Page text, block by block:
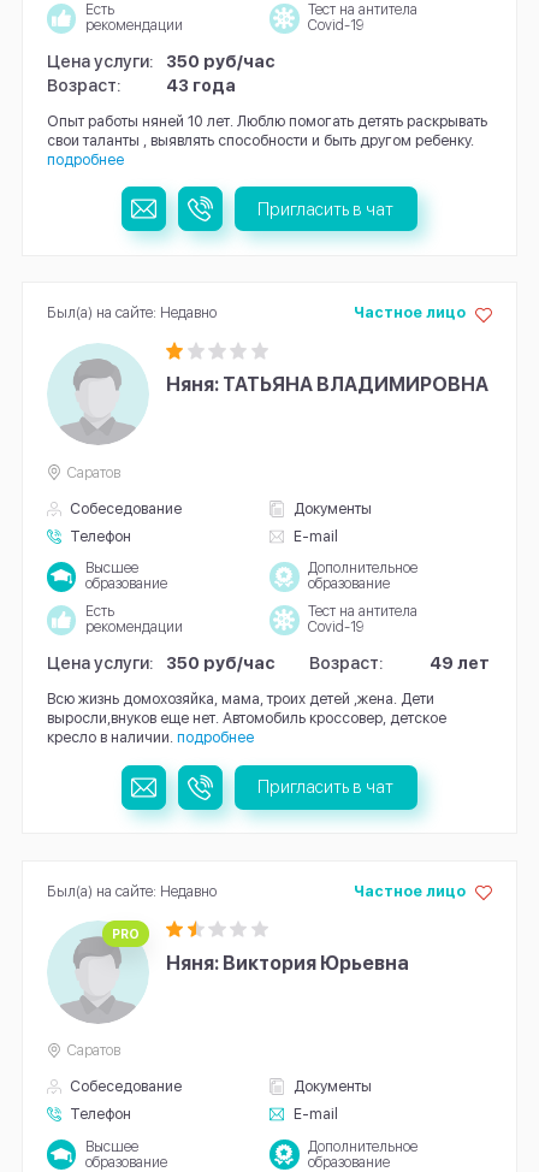
Есть
рекомендации
Тест на антитела
Covid-19
Цена услуги:
350 руб/час
Возраст:
43 года
Опыт работы няней 10 лет. Люблю помогать детять раскрывать
свои таланты , выявлять способности и быть другом ребенку.
подробнее
Пригласить в чат
Няня: ТАТЬЯНА ВЛАДИМИРОВНА
Собеседование
Документы
Телефон
E-mail
Частное лицо
Саратов
Высшее
образование
Дополнительное
образование
Есть
рекомендации
Тест на антитела
Covid-19
Цена услуги: 350 руб/час Возраст: 49 лет
Всю жизнь домохозяйка, мама, троих детей ,жена. Дети
выросли,внуков еще нет. Автомобиль кроссовер, детское
кресло в наличии. подробнее
Был(а) на сайте: Недавно
Пригласить в чат
PRO
Няня: Виктория Юрьевна
Собеседование
Документы
Телефон
E-mail
Частное лицо
Саратов
Высшее
образование
Дополнительное
образование
Был(а) на сайте: Недавно